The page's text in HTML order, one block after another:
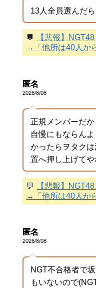
13人全員選んだ
💬
【悲報】
→「他所は40人か
匿名
2026/8/08
正規メンバーだ
自慢にもならん
かったらヲタク
置へ押し上げてや
💬
【悲報】
→「他所は40人か
匿名
2026/8/08
NGT不合格者で
もいないので